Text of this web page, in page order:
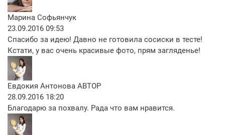
Марина Софьянчук
23.09.2016 09:53
Спасибо за идею! Давно не готовила сосиски в тесте!
Кстати, у вас очень красивые фото, прям загляденье!
Евдокия Антонова АВТОР
28.09.2016 18:20
Благодарю за похвалу. Рада что вам нравится.